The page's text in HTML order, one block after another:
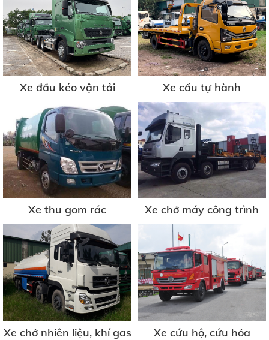
Xe đầu kéo vận tải Xe cẩu tự hành
Xe thu gom rác Xe chở máy công trình
Xe chở nhiên liệu, khí gas Xe cứu hộ, cứu hỏa